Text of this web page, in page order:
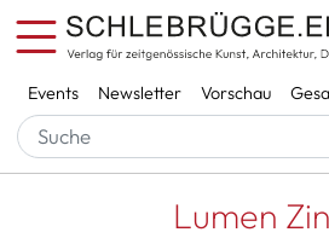
Direkt zum Inhalt
Services
Events Newsletter Vorschau
Startseite Lumen
Lumen